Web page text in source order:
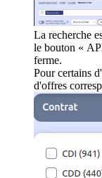
La recherche
le bouton «
ferme.
Pour certains
d'offres